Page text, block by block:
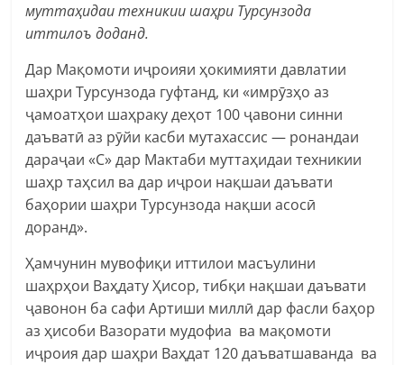
муттаҳидаи техникии шаҳри Турсунзода
иттилоъ доданд.
Дар Мақомоти иҷроияи ҳокимияти давлатии
шаҳри Турсунзода гуфтанд, ки «имрӯзҳо аз
ҷамоатҳои шаҳраку деҳот 100 ҷавони синни
даъватӣ аз рӯйи касби мутахассис — ронандаи
дараҷаи «С» дар Мактаби муттаҳидаи техникии
шаҳр таҳсил ва дар иҷрои нақшаи даъвати
баҳории шаҳри Турсунзода нақши асосӣ
доранд».
Ҳамчунин мувофиқи иттилои масъулини
шаҳрҳои Ваҳдату Ҳисор, тибқи нақшаи даъвати
ҷавонон ба сафи Артиши миллӣ дар фасли баҳор
аз ҳисоби Вазорати мудофиа ва мақомоти
иҷроия дар шаҳри Ваҳдат 120 даъватшаванда ва